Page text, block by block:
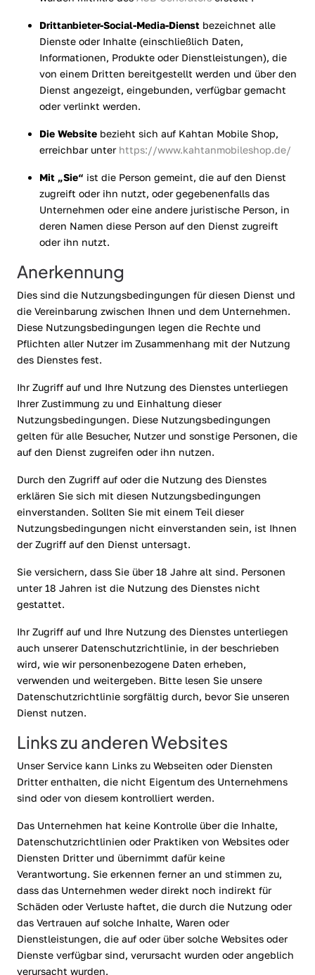
Drittanbieter-Social-Media-Dienst bezeichnet alle
Dienste oder Inhalte (einschließlich Daten,
Informationen, Produkte oder Dienstleistungen), die
von einem Dritten bereitgestellt werden und über den
Dienst angezeigt, eingebunden, verfügbar gemacht
oder verlinkt werden.
Die Website bezieht sich auf Kahtan Mobile Shop,
erreichbar unter https://www.kahtanmobileshop.de/
Mit „Sie“ ist die Person gemeint, die auf den Dienst
zugreift oder ihn nutzt, oder gegebenenfalls das
Unternehmen oder eine andere juristische Person, in
deren Namen diese Person auf den Dienst zugreift
oder ihn nutzt.
Anerkennung
Dies sind die Nutzungsbedingungen für diesen Dienst und
die Vereinbarung zwischen Ihnen und dem Unternehmen.
Diese Nutzungsbedingungen legen die Rechte und
Pflichten aller Nutzer im Zusammenhang mit der Nutzung
des Dienstes fest.
Ihr Zugriff auf und Ihre Nutzung des Dienstes unterliegen
Ihrer Zustimmung zu und Einhaltung dieser
Nutzungsbedingungen. Diese Nutzungsbedingungen
gelten für alle Besucher, Nutzer und sonstige Personen, die
auf den Dienst zugreifen oder ihn nutzen.
Durch den Zugriff auf oder die Nutzung des Dienstes
erklären Sie sich mit diesen Nutzungsbedingungen
einverstanden. Sollten Sie mit einem Teil dieser
Nutzungsbedingungen nicht einverstanden sein, ist Ihnen
der Zugriff auf den Dienst untersagt.
Sie versichern, dass Sie über 18 Jahre alt sind. Personen
unter 18 Jahren ist die Nutzung des Dienstes nicht
gestattet.
Ihr Zugriff auf und Ihre Nutzung des Dienstes unterliegen
auch unserer Datenschutzrichtlinie, in der beschrieben
wird, wie wir personenbezogene Daten erheben,
verwenden und weitergeben. Bitte lesen Sie unsere
Datenschutzrichtlinie sorgfältig durch, bevor Sie unseren
Dienst nutzen.
Links zu anderen Websites
Unser Service kann Links zu Webseiten oder Diensten
Dritter enthalten, die nicht Eigentum des Unternehmens
sind oder von diesem kontrolliert werden.
Das Unternehmen hat keine Kontrolle über die Inhalte,
Datenschutzrichtlinien oder Praktiken von Websites oder
Diensten Dritter und übernimmt dafür keine
Verantwortung. Sie erkennen ferner an und stimmen zu,
dass das Unternehmen weder direkt noch indirekt für
Schäden oder Verluste haftet, die durch die Nutzung oder
das Vertrauen auf solche Inhalte, Waren oder
Dienstleistungen, die auf oder über solche Websites oder
Dienste verfügbar sind, verursacht wurden oder angeblich
verursacht wurden.